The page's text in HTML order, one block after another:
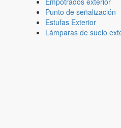
Punto de señalización
Estufas Exterior
Lámparas de suelo